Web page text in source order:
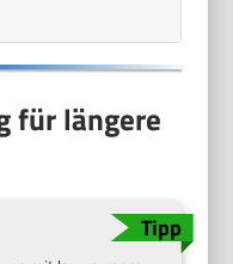
für längere